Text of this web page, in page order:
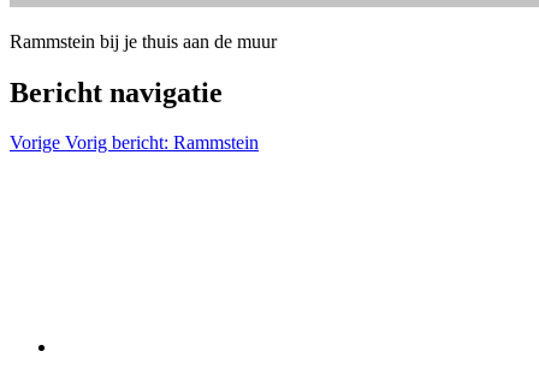
Rammstein bij je thuis aan de muur
Bericht navigatie
Vorige Vorig bericht: Rammstein